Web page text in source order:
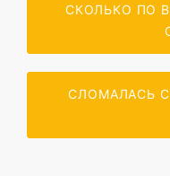
СКОЛЬКО ПО
СЛОМАЛАСЬ